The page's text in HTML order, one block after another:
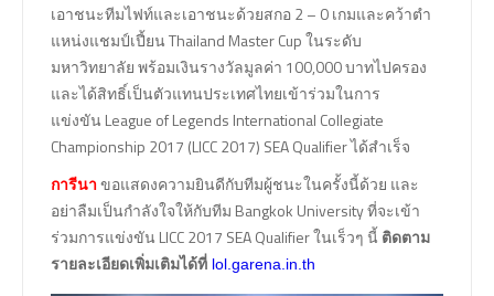
เอาชนะทีมไฟท์และเอาชนะด้วยสกอ 2 – 0 เกมและคว้าตำ
แหน่งแชมป์เปี้ยน Thailand Master Cup ในระดับ
มหาวิทยาลัย พร้อมเงินรางวัลมูลค่า 100,000 บาทไปครอง
และได้สิทธิ์เป็นตัวแทนประเทศไทยเข้าร่วมในการ
แข่งขัน League of Legends International Collegiate
Championship 2017 (LICC 2017) SEA Qualifier ได้สำเร็จ
การีนาขอแสดงความยินดีกับทีมผู้ชนะในครั้งนี้ด้วย และ
อย่าลืมเป็นกำลังใจให้กับทีม Bangkok University ที่จะเข้า
ร่วมการแข่งขัน LICC 2017 SEA Qualifier ในเร็วๆ นี้ ติดตาม
รายละเอียดเพิ่มเติมได้ที่ lol.garena.in.th